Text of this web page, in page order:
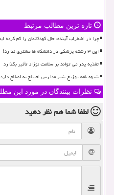
تازه ترین مطالب مرتبط
چرا در اضطراب آینده، حال کودکانمان را گم کرده
این ۳ رشته پزشکی در دانشگاه ها مشتری ندارد!
تغذیه پدر می تواند بر سلامت نوزاد تأثیر بگذارد
شیوه نامه توزیع شیر مدارس احتیاج به اصلاح دارد
نظرات بینندگان در مورد این
لطفا شما همنظر دهید